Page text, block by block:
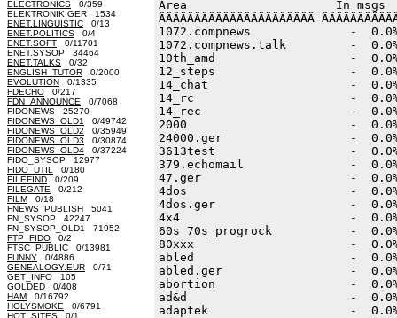
ELECTRONICS 0/359
ELEKTRONIK.GER 1534
ENET.LINGUISTIC 0/13
ENET.POLITICS 0/4
ENET.SOFT 0/11701
ENET.SYSOP 34464
ENET.TALKS 0/32
ENGLISH_TUTOR 0/2000
EVOLUTION 0/1335
FDECHO 0/217
FDN_ANNOUNCE 0/7068
FIDONEWS 25270
FIDONEWS_OLD1
0/49742
FIDONEWS_OLD2 0/35949
FIDONEWS_OLD3 0/30874
FIDONEWS_OLD4 0/37224
FIDO_SYSOP 12977
FIDO_UTIL
0/180
FILEFIND 0/209
FILEGATE 0/212
FILM 0/18
FNEWS_PUBLISH 5041
FN_SYSOP 42247
FN_SYSOP_OLD1 71952
FTP_FIDO 0/2
FTSC_PUBLIC 0/13981
FUNNY 0/4886
GENEALOGY.EUR 0/71
GET_INFO 105
GOLDED 0/408
HAM 0/16792
HOLYSMOKE 0/6791
HOT_SITES 0/1